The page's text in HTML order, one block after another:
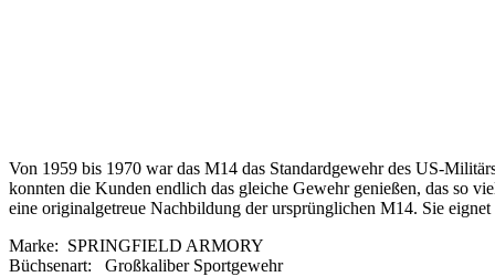
Von 1959 bis 1970 war das M14 das Standardgewehr des US-
konnten die Kunden endlich das gleiche Gewehr genießen, das so
eine originalgetreue Nachbildung der ursprünglichen M14. Sie
Marke: SPRINGFIELD ARMORY
Büchsenart: Großkaliber Sportgewehr